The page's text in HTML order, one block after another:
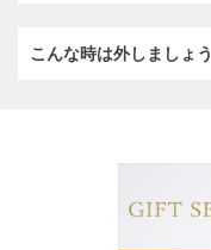
こんな時は外しましょう